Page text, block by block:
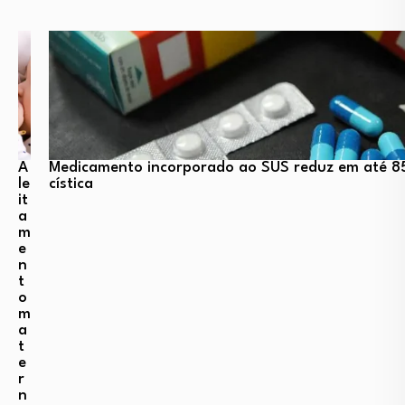
A
le
it
a
m
e
n
t
o
m
a
t
e
r
n
Medicamento incorporado ao SUS reduz em até
cística